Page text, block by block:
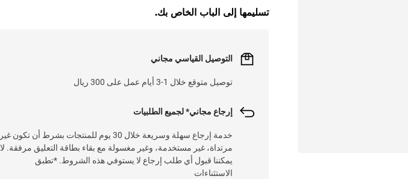
تسليمها إلى الباب الخاص بك.
التوصيل القياسي مجاني
توصيل متوقع خلال 1-3 أيام عمل على 300 ريال
إرجاع مجاني* لجميع الطلبيات
خدمة إرجاع سهلة وسريعة خلال 30 يوم للمنتجات بشرط أن تكون غير
مرتداة، غير مستخدمة، وغير مغسولة مع بقاء بطاقة التعليق مرفقة. لا
يمكننا قبول أي طلب إرجاع لا يستوفي هذه الشروط. *تطبق
الاستثناءات